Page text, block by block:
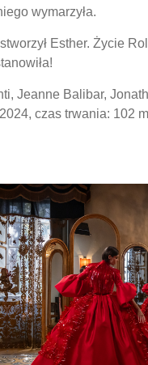
wymarzyła.
Esther. Życie
Jeanne Balibar,
czas trwania: 102